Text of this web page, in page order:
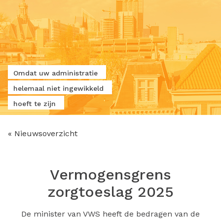
Omdat uw administratie
helemaal niet ingewikkeld
hoeft te zijn
« Nieuwsoverzicht
Vermogensgrens
zorgtoeslag 2025
De minister van VWS heeft de bedragen van de